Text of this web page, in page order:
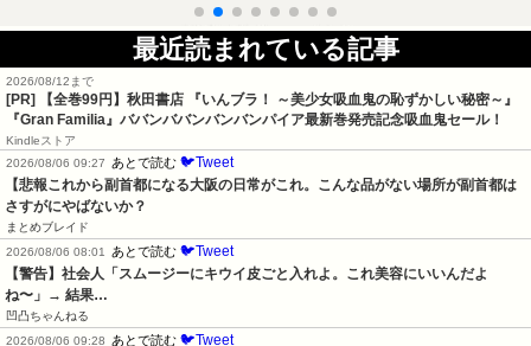
最近読まれている記事
2026/08/12まで
[PR]
【全巻99円】秋田書店 『いんブラ！ ～美少女吸血鬼の恥ずかしい秘密～』
『Gran Familia』ババンババンバンバンパイア最新巻発売記念吸血鬼セール！
Kindleストア
2026/08/06 09:27
あとで読む 🐦Tweet
【悲報これから副首都になる大阪の日常がこれ。こんな品がない場所が副首都は
さすがにやばないか？
まとめブレイド
2026/08/06 08:01
あとで読む 🐦Tweet
【警告】社会人「スムージーにキウイ皮ごと入れよ。これ美容にいいんだよ
ね〜」→ 結果…
凹凸ちゃんねる
2026/08/06 09:28
あとで読む 🐦Tweet